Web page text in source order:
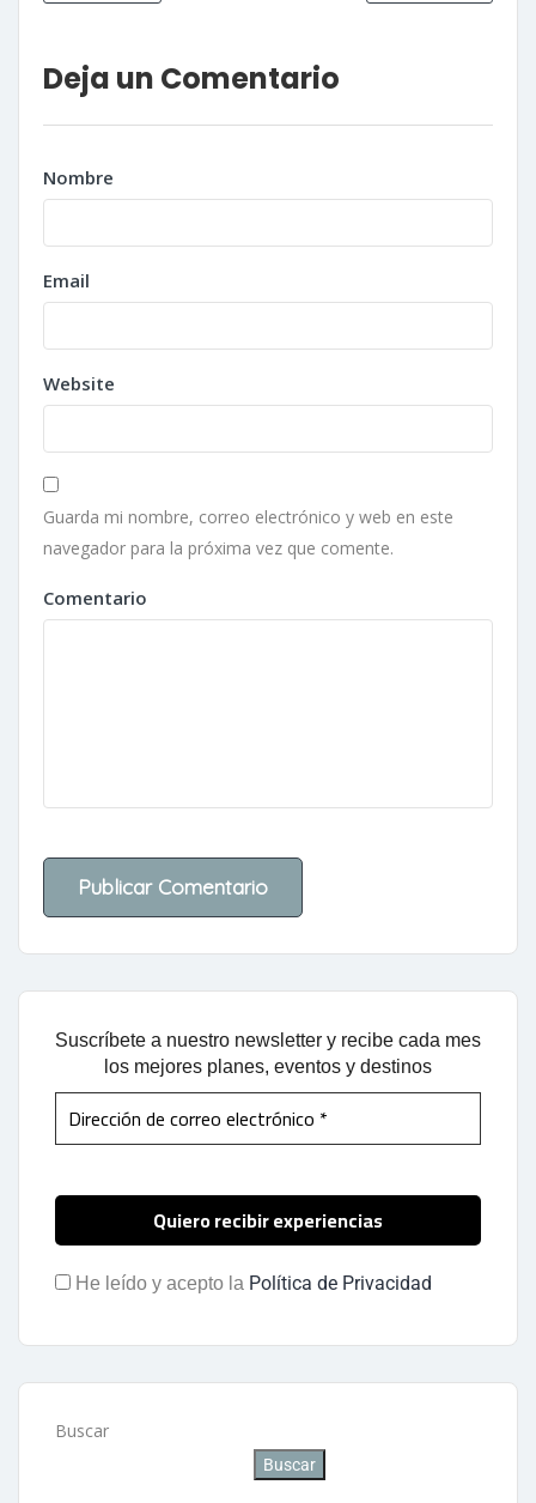
Deja un Comentario
Nombre
Email
Website
Guarda mi nombre, correo electrónico y web en este
navegador para la próxima vez que comente.
Comentario
Suscríbete a nuestro newsletter y recibe cada mes
los mejores planes, eventos y destinos
He leído y acepto la Política de Privacidad
Buscar
Buscar